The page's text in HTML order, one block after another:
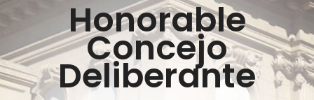
Honorable
Concejo
Deliberante